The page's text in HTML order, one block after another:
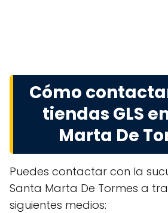
Cómo
tiendas GLS
Marta De
Puedes contactar con la
Santa Marta De Tormes a
siguientes medios: